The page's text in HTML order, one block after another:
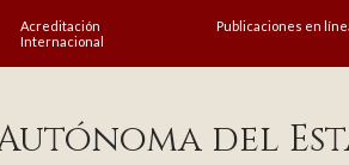
Acreditación
Internacional
Publicaciones en
del